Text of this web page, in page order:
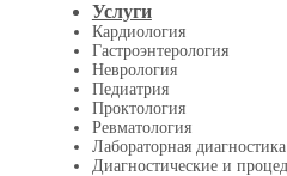
Услуги
Кардиология
Гастроэнтерология
Неврология
Педиатрия
Проктология
Ревматология
Лабораторная диагностика
Диагностические и